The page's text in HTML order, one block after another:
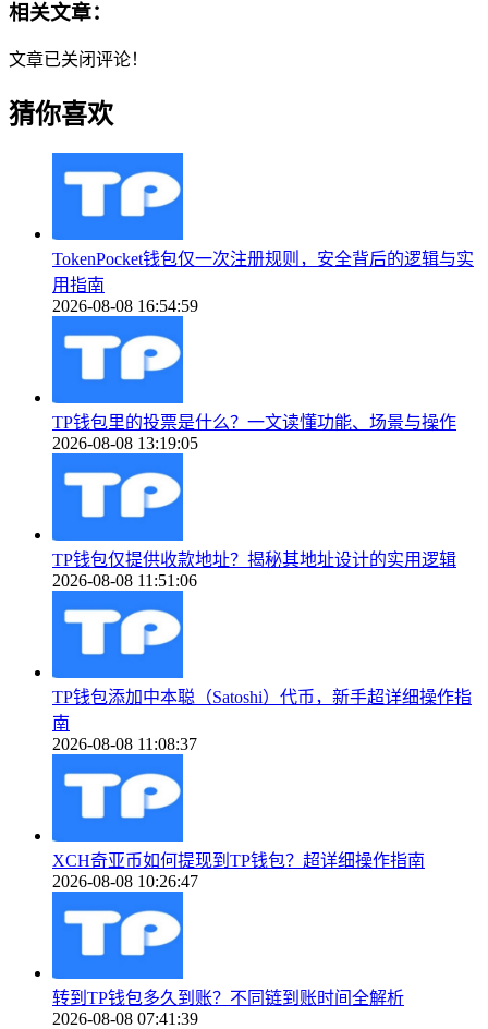
相关文章：
文章已关闭评论！
猜你喜欢
TokenPocket钱包仅一次注册规则，安全背后的逻辑与实
用指南
2026-08-08 16:54:59
TP钱包里的投票是什么？一文读懂功能、场景与操作
2026-08-08 13:19:05
TP钱包仅提供收款地址？揭秘其地址设计的实用逻辑
2026-08-08 11:51:06
TP钱包添加中本聪（Satoshi）代币，新手超详细操作指
南
2026-08-08 11:08:37
XCH奇亚币如何提现到TP钱包？超详细操作指南
2026-08-08 10:26:47
转到TP钱包多久到账？不同链到账时间全解析
2026-08-08 07:41:39